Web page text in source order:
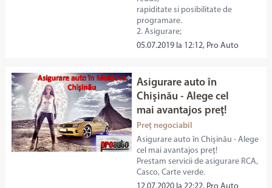
rapiditate si posibilitate de
programare.
2. Asigurare;
05.07.2019 la 12:12, Pro Auto
Asigurare auto în
Chişinău - Alege cel
mai avantajos preţ!
Preț negociabil
Asigurare auto în Chişinău - Alege
cel mai avantajos preţ!
Prestam servicii de asigurare RCA,
Casco, Carte verde.